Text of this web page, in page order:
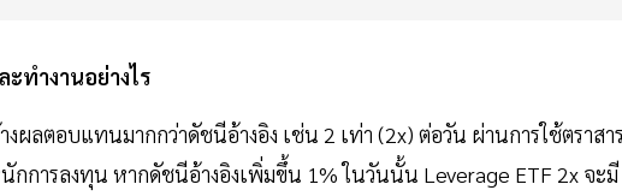
ะทำงานอย่างไร
ลตอบแทนมากกว่าดัชนีอ้างอิง เช่น 2 เท่า (2x) ต่อวัน ผ่านการใช้ตราสา
การลงทุน หากดัชนีอ้างอิงเพิ่มขึ้น 1% ในวันนั้น Leverage ETF 2x จะมี